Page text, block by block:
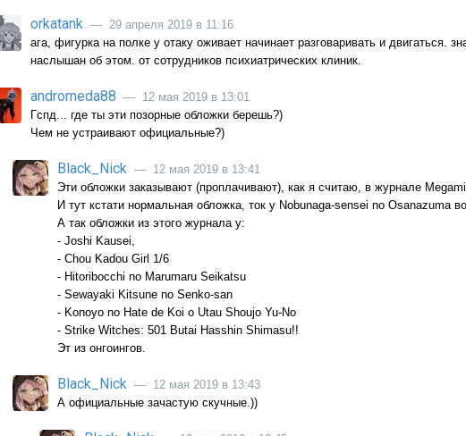
orkatank — 29 апреля 2019 в 11:16
ага, фигурка на полке у отаку оживает начинает разговаривать и двигаться.
наслышан об этом. от сотрудников психиатрических клиник.
andromeda88 — 12 мая 2019 в 13:01
Гспд... где ты эти позорные обложки берешь?)
Чем не устраивают официальные?)
Black_Nick — 12 мая 2019 в 13:41
Эти обложки заказывают (проплачивают), как я считаю, в журнале
И тут кстати нормальная обложка, ток у Nobunaga-sensei no Osanazuma
А так обложки из этого журнала у:
- Joshi Kausei,
- Chou Kadou Girl 1/6
- Hitoribocchi no Marumaru Seikatsu
- Sewayaki Kitsune no Senko-san
- Konoyo no Hate de Koi o Utau Shoujo Yu-No
- Strike Witches: 501 Butai Hasshin Shimasu!!
Эт из онгоингов.
Black_Nick — 12 мая 2019 в 13:43
А официальные зачастую скучные.))